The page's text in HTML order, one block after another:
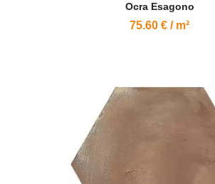
Ocra Esagono
75.60 € / m²